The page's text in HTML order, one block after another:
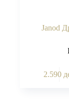
Janod
2.590